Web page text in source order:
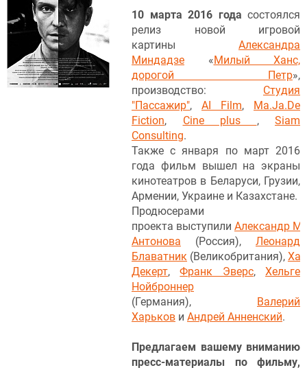
10 марта 2016 года состоялся
релиз новой игровой
картины Александра
Миндадзе «Милый Ханс,
дорогой Петр»,
производство: Студия
"Пассажир", AI Film, Ma.Ja.De
Fiction, Cine plus , Siam
Consulting.
Также с января по март 2016
года фильм вышел на экраны
кинотеатров в Беларуси, Грузии,
Армении, Украине и Казахстане.
Продюсерами
проекта выступили Александр
Антонова (Россия), Леонард
Блаватник (Великобритания),
Декерт,Франк Эверс,Хельге
Нойброннер
(Германия), Валерий
Харьков и Андрей Анненский.
Предлагаем вашему вниманию
пресс-материалы по фильму,